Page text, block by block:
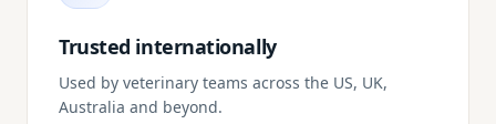
Trusted internationally
Used by veterinary teams across the US, UK,
Australia and beyond.